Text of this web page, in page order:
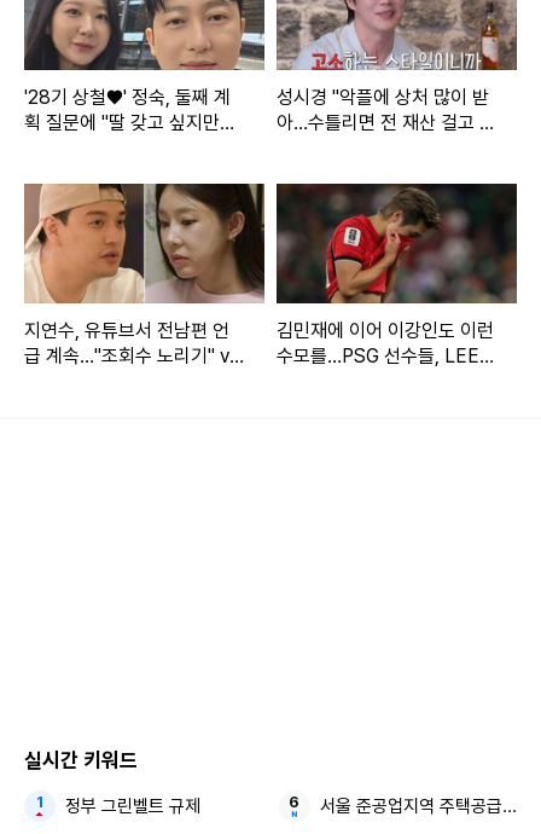
고인은 지난 2011년 왕소비와 결혼해 두 자녀를 얻었으나 202
1년 이혼했다. 이후 2022년 구준엽과 20년 만에 재회해 결혼
했으나, 결혼 3주년을 얼마 앞두지 않고 세상을 떠나 많은 이
생전 서희원은 많은 루머와 가짜뉴스에 휩싸였다. 특히 전남편
왕소비와 전 시모 장란으로 비롯된 루머도 있었다. 서희원과
구준엽이 재혼 발표를 하자 두 사람은 라이브 방송을 통해 각
종 루머를 퍼트렸다. 왕소비는 서희원의 불륜 의혹을 제기했
'28기 상철♥' 정숙, 둘째 계
획 질문에 "딸 갖고 싶지만…
성시경 "악플에 상처 많이 받
아…수틀리면 전 재산 걸고 고
지연수, 유튜브서 전남편 언
급 계속…"조회수 노리기" vs
김민재에 이어 이강인도 이런
수모를…PSG 선수들, LEE
실시간 키워드
정부 그린벨트 규제 서울 준공업지역 주택공급대책